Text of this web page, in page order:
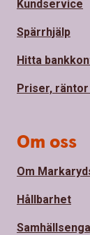
Kundservice
Spärrhjälp
Hitta
Priser,
Om oss
Om
Hållbarhet